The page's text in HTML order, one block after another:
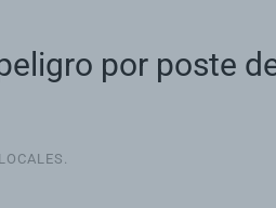
por poste
LOCALES .